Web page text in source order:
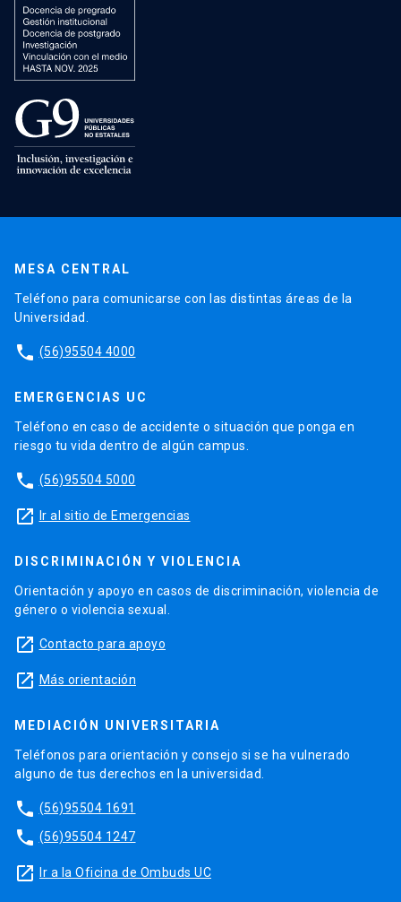
MESA CENTRAL
Teléfono para comunicarse con las distintas áreas de la
Universidad.
phone (56)95504 4000
EMERGENCIAS UC
Teléfono en caso de accidente o situación que ponga en
riesgo tu vida dentro de algún campus.
phone (56)95504 5000
launch Ir al sitio de Emergencias
DISCRIMINACIÓN Y VIOLENCIA
Orientación y apoyo en casos de discriminación, violencia de
género o violencia sexual.
launch Contacto para apoyo
launch Más orientación
MEDIACIÓN UNIVERSITARIA
Teléfonos para orientación y consejo si se ha vulnerado
alguno de tus derechos en la universidad.
phone (56)95504 1691
phone (56)95504 1247
launch Ir a la Oficina de Ombuds UC